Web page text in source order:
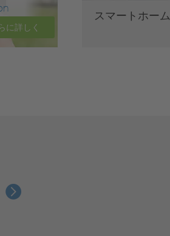
に詳しく
スマートホーム